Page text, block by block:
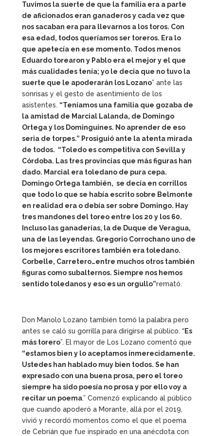
Tuvimos la suerte de que la familia era a parte
de aficionados eran ganaderos y cada vez que
nos sacaban era para llevarnos a los toros. Con
esa edad, todos queríamos ser toreros. Era lo
que apetecía en ese momento. Todos menos
Eduardo torearon y Pablo era el mejor y el que
más cualidades tenía; yo le decia que no tuvo la
suerte que le apoderarán los Lozano” ante las
sonrisas y el gesto de asentimiento de los
asistentes. “Teníamos una familia que gozaba de
la amistad de Marcial Lalanda, de Domingo
Ortega y los Dominguines. No aprender de eso
seria de torpes.” Prosiguió ante la atenta mirada
de todos. “Toledo es competitiva con Sevilla y
Córdoba. Las tres provincias que más figuras han
dado. Marcial era toledano de pura cepa.
Domingo Ortega también, se decía en corrillos
que todo lo que se había escrito sobre Belmonte
en realidad era o debía ser sobre Domingo. Hay
tres mandones del toreo entre los 20 y los 60.
Incluso las ganaderías, la de Duque de Veragua,
una de las leyendas. Gregorio Corrochano uno de
los mejores escritores también era toledano.
Corbelle, Carretero…entre muchos otros también
figuras como subalternos. Siempre nos hemos
sentido toledanos y eso es un orgullo”remató.
Don Manolo Lozano también tomó la palabra pero
antes se caló su gorrilla para dirigirse al público. “ Es
más torero”. El mayor de Los Lozano comentó que
“estamos bien y lo aceptamos inmerecidamente.
Ustedes han hablado muy bien todos. Se han
expresado con una buena prosa, pero el toreo
siempre ha sido poesía no prosa y por ello voy a
recitar un poema.” Comenzó explicando al público
que cuando apoderó a Morante, allá por el 2019,
vivió y recordó momentos como el que el poema
de Cebrián que fue inspirado en una anécdota con